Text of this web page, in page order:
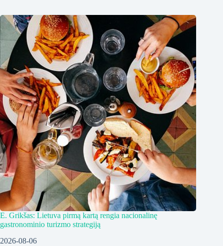
E. Grikšas: Lietuva pirmą kartą rengia nacionalinę
gastronominio turizmo strategiją
2026-08-06